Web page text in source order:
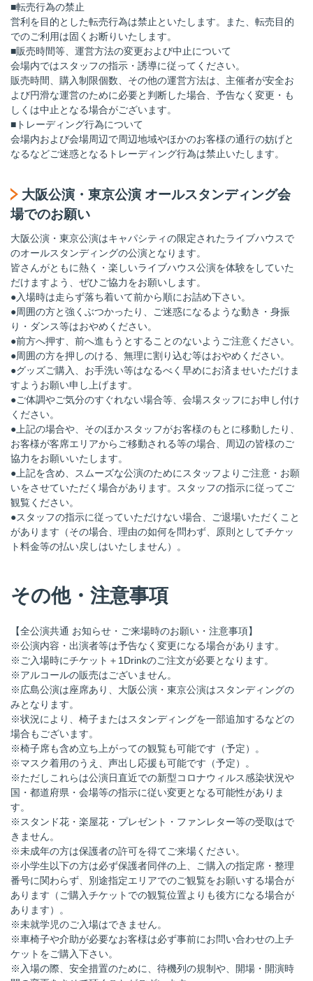
■転売行為の禁止
営利を目的とした転売行為は禁止といたします。また、転売目的
でのご利用は固くお断りいたします。
■販売時間等、運営方法の変更および中止について
会場内ではスタッフの指示・誘導に従ってください。
販売時間、購入制限個数、その他の運営方法は、主催者が安全お
よび円滑な運営のために必要と判断した場合、予告なく変更・も
しくは中止となる場合がございます。
■トレーディング行為について
会場内および会場周辺で周辺地域やほかのお客様の通行の妨げと
なるなどご迷惑となるトレーディング行為は禁止いたします。
大阪公演・東京公演 オールスタンディング会
場でのお願い
大阪公演・東京公演はキャパシティの限定されたライブハウスで
のオールスタンディングの公演となります。
皆さんがともに熱く・楽しいライブハウス公演を体験をしていた
だけますよう、ぜひご協力をお願いします。
●入場時は走らず落ち着いて前から順にお詰め下さい。
●周囲の方と強くぶつかったり、ご迷惑になるような動き・身振
り・ダンス等はおやめください。
●前方へ押す、前へ進もうとすることのないようご注意ください。
●周囲の方を押しのける、無理に割り込む等はおやめください。
●グッズご購入、お手洗い等はなるべく早めにお済ませいただけま
すようお願い申し上げます。
●ご体調やご気分のすぐれない場合等、会場スタッフにお申し付け
ください。
●上記の場合や、そのほかスタッフがお客様のもとに移動したり、
お客様が客席エリアからご移動される等の場合、周辺の皆様のご
協力をお願いいたします。
●上記を含め、スムーズな公演のためにスタッフよりご注意・お願
いをさせていただく場合があります。スタッフの指示に従ってご
観覧ください。
●スタッフの指示に従っていただけない場合、ご退場いただくこと
があります（その場合、理由の如何を問わず、原則としてチケッ
ト料金等の払い戻しはいたしません）。
その他・注意事項
【全公演共通 お知らせ・ご来場時のお願い・注意事項】
※公演内容・出演者等は予告なく変更になる場合があります。
※ご入場時にチケット＋1Drinkのご注文が必要となります。
※アルコールの販売はございません。
※広島公演は座席あり、大阪公演・東京公演はスタンディングの
みとなります。
※状況により、椅子またはスタンディングを一部追加するなどの
場合もございます。
※椅子席も含め立ち上がっての観覧も可能です（予定）。
※マスク着用のうえ、声出し応援も可能です（予定）。
※ただしこれらは公演日直近での新型コロナウィルス感染状況や
国・都道府県・会場等の指示に従い変更となる可能性がありま
す。
※スタンド花・楽屋花・プレゼント・ファンレター等の受取はで
きません。
※未成年の方は保護者の許可を得てご来場ください。
※小学生以下の方は必ず保護者同伴の上、ご購入の指定席・整理
番号に関わらず、別途指定エリアでのご観覧をお願いする場合が
あります（ご購入チケットでの観覧位置よりも後方になる場合が
あります）。
※未就学児のご入場はできません。
※車椅子や介助が必要なお客様は必ず事前にお問い合わせの上チ
ケットをご購入下さい。
※入場の際、安全措置のために、待機列の規制や、開場・開演時